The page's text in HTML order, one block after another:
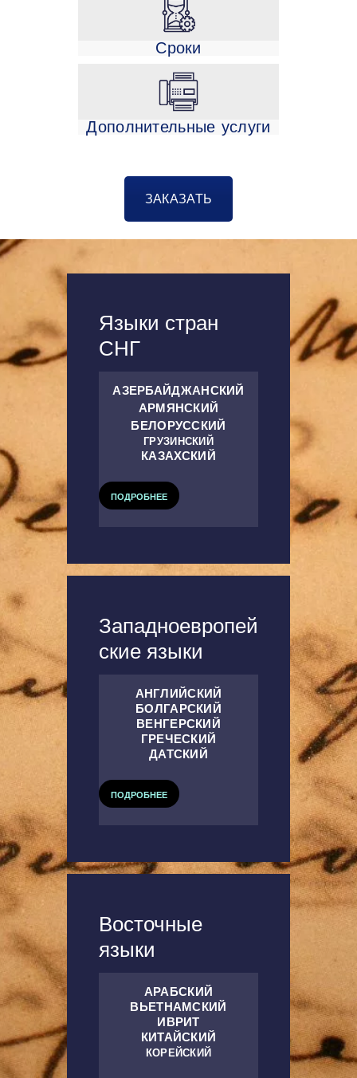
Сроки
Дополнительные услуги
ЗАКАЗАТЬ
Языки стран
СНГ
АЗЕРБАЙДЖАНСКИЙ
АРМЯНСКИЙ
БЕЛОРУССКИЙ
ГРУЗИНСКИЙ
КАЗАХСКИЙ
ПОДРОБНЕЕ
Западноевропей
ские языки
АНГЛИЙСКИЙ
БОЛГАРСКИЙ
ВЕНГЕРСКИЙ
ГРЕЧЕСКИЙ
ДАТСКИЙ
ПОДРОБНЕЕ
Восточные
языки
АРАБСКИЙ
ВЬЕТНАМСКИЙ
ИВРИТ
КИТАЙСКИЙ
КОРЕЙСКИЙ